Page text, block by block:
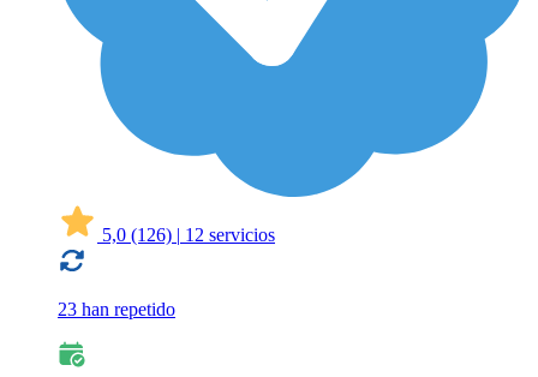
5,0 (126) | 12 servicios
23 han repetido